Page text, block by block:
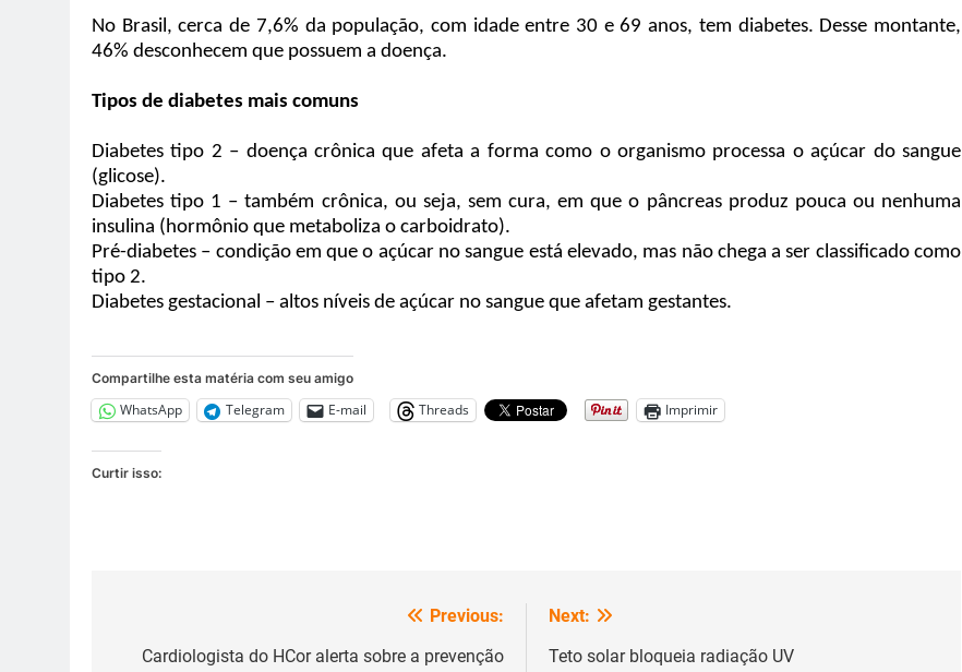
No Brasil, cerca de 7,6% da população, com idade entre 30 e 69 anos, tem diabetes. Desse montante,
46% desconhecem que possuem a doença.
Tipos de diabetes mais comuns
Diabetes tipo 2 – doença crônica que afeta a forma como o organismo processa o açúcar do sangue
(glicose).
Diabetes tipo 1 – também crônica, ou seja, sem cura, em que o pâncreas produz pouca ou nenhuma
insulina (hormônio que metaboliza o carboidrato).
Pré-diabetes – condição em que o açúcar no sangue está elevado, mas não chega a ser classificado como
tipo 2.
Diabetes gestacional – altos níveis de açúcar no sangue que afetam gestantes.
Compartilhe esta matéria com seu amigo
WhatsApp Telegram E-mail Threads Imprimir
Curtir isso:
Previous:
Cardiologista do HCor alerta sobre a prevenção
Next:
Teto solar bloqueia radiação UV